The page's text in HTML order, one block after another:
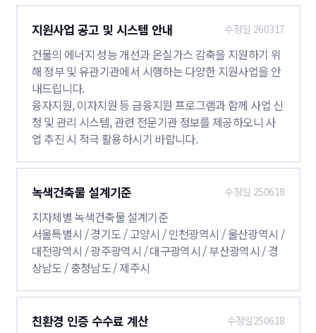
지원사업 공고 및 시스템 안내 수정일 260317
건물의 에너지 성능 개선과 온실가스 감축을 지원하기 위
해 정부 및 유관기관에서 시행하는 다양한 지원사업을 안
내드립니다.
융자지원, 이자지원 등 금융지원 프로그램과 함께 사업 신
청 및 관리 시스템, 관련 전문기관 정보를 제공하오니 사
업 추진 시 적극 활용하시기 바랍니다.
녹색건축물 설계기준 수정일 250618
지자체별 녹색건축물 설계기준
서울특별시 / 경기도 / 고양시 / 인천광역시 / 울산광역시 /
대전광역시 / 광주광역시 / 대구광역시 / 부산광역시 / 경
상남도 / 충청남도 / 제주시
친환경 인증 수수료 계산 수정일250618